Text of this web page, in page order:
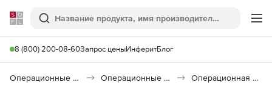
Softline
Поиск
8 (800) 200-08-60Запрос ценыИнферитБлог
Операционные системы Операционные системы семейства Windows Операционная система Microsoft Windows Server Standard